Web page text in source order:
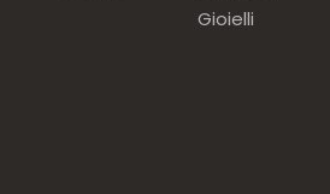
Gioielli